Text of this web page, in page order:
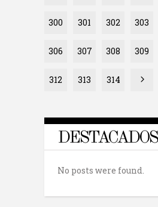
300 301 302 303
306 307 308 309
312 313 314
DESTACADOS
No posts were found.